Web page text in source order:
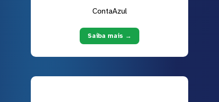
ContaAzul
Saiba mais →